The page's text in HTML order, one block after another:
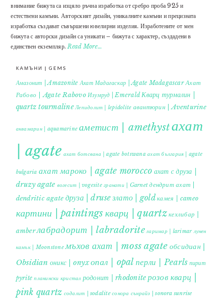
внимание бижута са изцяло ръчна изработка от сребро проба 925 и
естествени камъни. Авторският дизайн, уникалните камъни и прецизната
изработка създават съвършени ювелирни изделия. Изработените от мен
бижута с авторски дизайн са уникати – бижута с характер, създадени в
единствен екземпляр.Read More…
КАМЪНИ | GEMS
Амазонит | Amazonite Ахат Мадагаскар | Agate Madagascar Ахат
Рабово | Agate Rabovo Изумруд | Emerald Кварц турмалин |
quartz tourmaline Лепидолит | lepidolite авантюрин | Aventurine
аквамарин | aquamarine аметист | amethystахат
| agate ахат ботсвана | agate botswana ахат българия | agate
bulgaria ахат мароко | agate morocco ахат с друза |
druzy agate вогесит | vogesite гранати | Garnet дендрит ахат |
dendritic agate друза | druse злато | gold камея | cameo
картини | paintings кварц | quartzкехлибар |
amberлабрадорит | labradorite ларимар | larimar лунен
камък | Moonstone мъхов ахат | moss agate обсидиан |
Obsidian оникс | onyxопал | opal перли | Pearls пирит |
pyrite планински кристал родонит | rhodonite розов кварц |
pink quartz содалит | sodalite сонора сънрайз | sonora sunrise